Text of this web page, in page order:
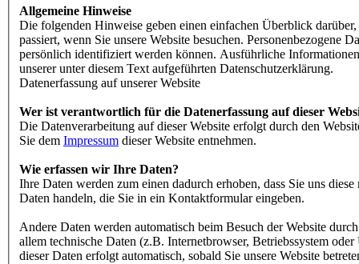
Allgemeine Hinweise
Die folgenden Hinweise geben einen einfachen Überblick
passiert, wenn Sie unsere Website besuchen. Personenbezogene
persönlich identifiziert werden können. Ausführliche
unserer unter diesem Text aufgeführten Datenschutzerklärung.
Datenerfassung auf unserer Website
Wer ist verantwortlich für die Datenerfassung auf dieser
Die Datenverarbeitung auf dieser Website erfolgt durch den
Sie dem Impressum dieser Website entnehmen.
Wie erfassen wir Ihre Daten?
Ihre Daten werden zum einen dadurch erhoben, dass Sie uns
Daten handeln, die Sie in ein Kontaktformular eingeben.
Andere Daten werden automatisch beim Besuch der Website
allem technische Daten (z.B. Internetbrowser, Betriebssystem
dieser Daten erfolgt automatisch, sobald Sie unsere Website